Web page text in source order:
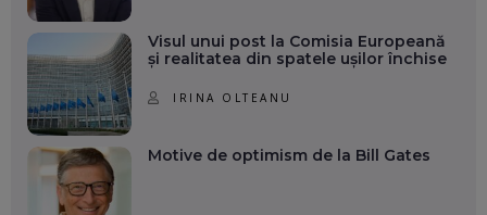
Visul unui post la Comisia Europeană
și realitatea din spatele ușilor închise
IRINA OLTEANU
Motive de optimism de la Bill Gates